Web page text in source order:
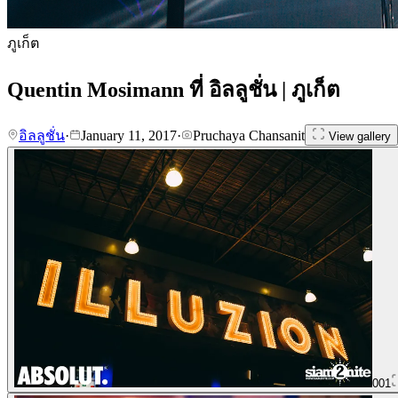
ภูเก็ต
Quentin Mosimann ที่ อิลลูชั่น | ภูเก็ต
อิลลูชั่น· January 11, 2017· Pruchaya Chansanit View gallery
001